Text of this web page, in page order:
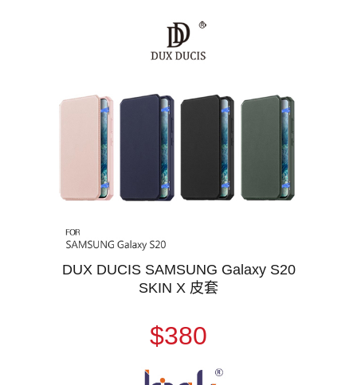
DUX DUCIS SAMSUNG Galaxy S20
SKIN X 皮套
$380